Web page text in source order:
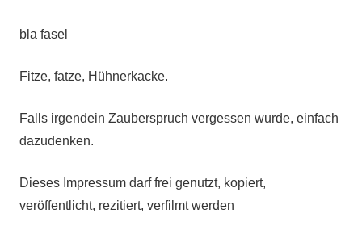
bla fasel
Fitze, fatze, Hühnerkacke.
Falls irgendein Zauberspruch vergessen wurde, einfach
dazudenken.
Dieses Impressum darf frei genutzt, kopiert,
veröffentlicht, rezitiert, verfilmt werden